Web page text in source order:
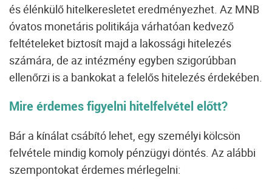
és élénkülő hitelkeresletet eredményezhet. Az MNB
óvatos monetáris politikája várhatóan kedvező
feltételeket biztosít majd a lakossági hitelezés
számára, de az intézmény egyben szigorúbban
ellenőrzi is a bankokat a felelős hitelezés érdekében.
Mire érdemes figyelni hitelfelvétel előtt?
Bár a kínálat csábító lehet, egy személyi kölcsön
felvétele mindig komoly pénzügyi döntés. Az alábbi
szempontokat érdemes mérlegelni: